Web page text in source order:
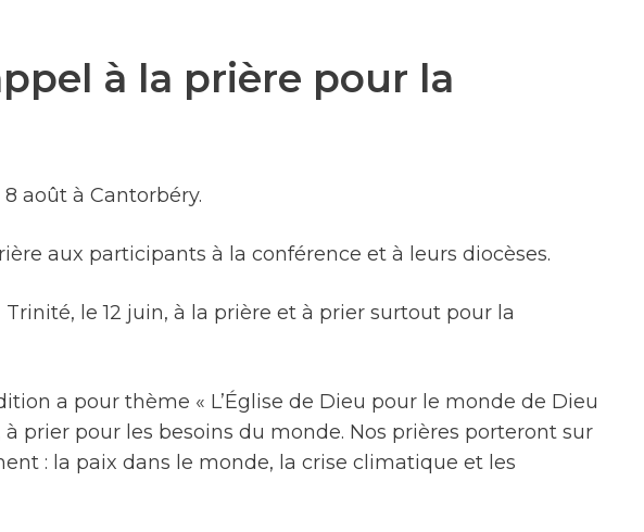
à la prière pour la
août à Cantorbéry.
aux participants à la conférence et à leurs diocèses.
le 12 juin, à la prière et à prier surtout pour la
a pour thème « L’Église de Dieu pour le monde de Dieu
prier pour les besoins du monde. Nos prières porteront sur
: la paix dans le monde, la crise climatique et les